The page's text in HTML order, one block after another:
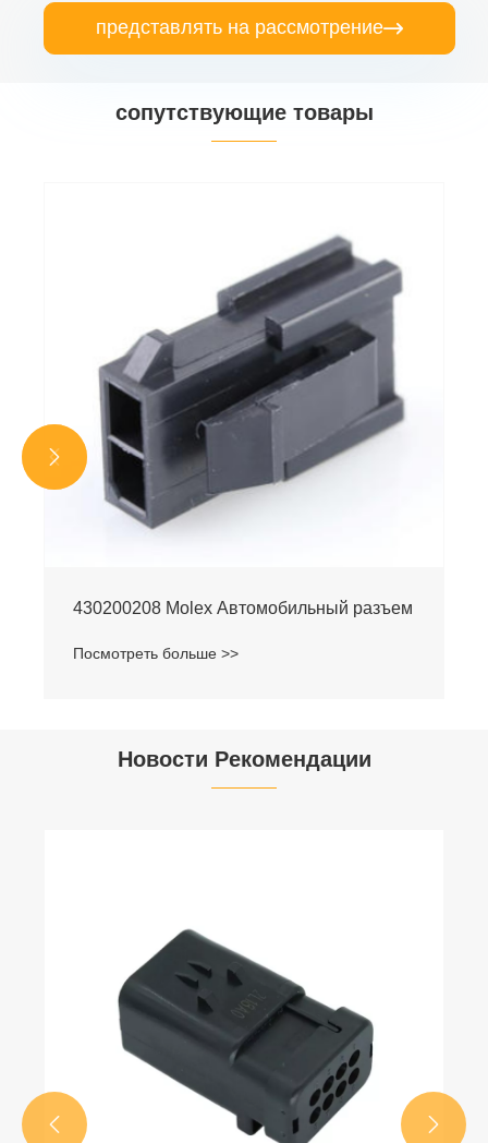
представлять на рассмотрение
сопутствующие товары
430200208 Molex Автомобильный разъем
Посмотреть больше >>


Новости Рекомендации
 